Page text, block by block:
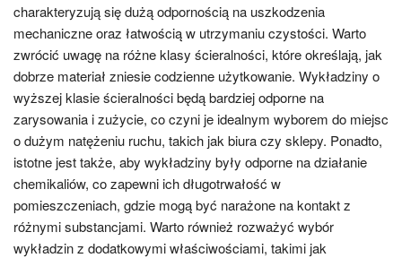
charakteryzują się dużą odpornością na uszkodzenia
mechaniczne oraz łatwością w utrzymaniu czystości. Warto
zwrócić uwagę na różne klasy ścieralności, które określają, jak
dobrze materiał zniesie codzienne użytkowanie. Wykładziny o
wyższej klasie ścieralności będą bardziej odporne na
zarysowania i zużycie, co czyni je idealnym wyborem do miejsc
o dużym natężeniu ruchu, takich jak biura czy sklepy. Ponadto,
istotne jest także, aby wykładziny były odporne na działanie
chemikaliów, co zapewni ich długotrwałość w
pomieszczeniach, gdzie mogą być narażone na kontakt z
różnymi substancjami. Warto również rozważyć wybór
wykładzin z dodatkowymi właściwościami, takimi jak